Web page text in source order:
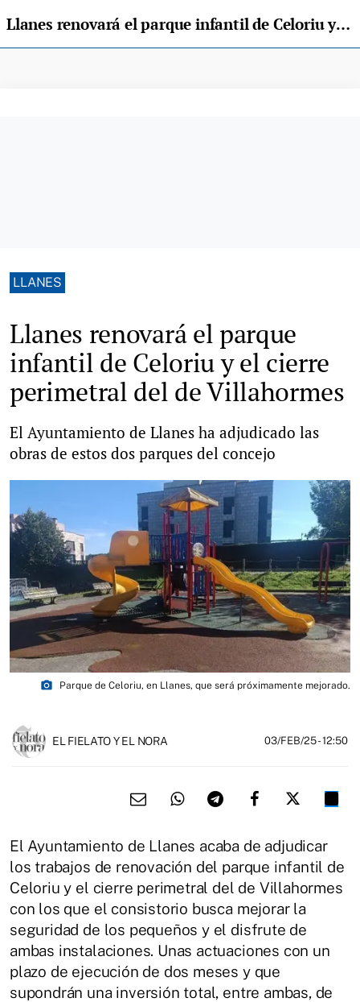
Llanes renovará el parque infantil de Celoriu y el cierre perimetral del de Villahormes
LLANES
Llanes renovará el parque
infantil de Celoriu y el cierre
perimetral del de Villahormes
El Ayuntamiento de Llanes ha adjudicado las
obras de estos dos parques del concejo
photo_camera Parque de Celoriu, en Llanes, que será próximamente mejorado.
EL FIELATO Y EL NORA 03/FEB/25- 12:50
El Ayuntamiento de Llanes acaba de adjudicar
los trabajos de renovación del parque infantil de
Celoriu y el cierre perimetral del de Villahormes
con los que el consistorio busca mejorar la
seguridad de los pequeños y el disfrute de
ambas instalaciones. Unas actuaciones con un
plazo de ejecución de dos meses y que
supondrán una inversión total, entre ambas, de